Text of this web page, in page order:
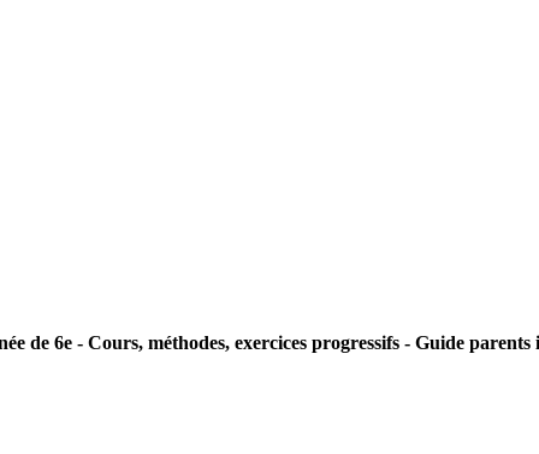
de 6e - Cours, méthodes, exercices progressifs - Guide parents